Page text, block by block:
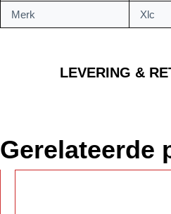
LEVERING &
Merk Xlc
Gerelateerde